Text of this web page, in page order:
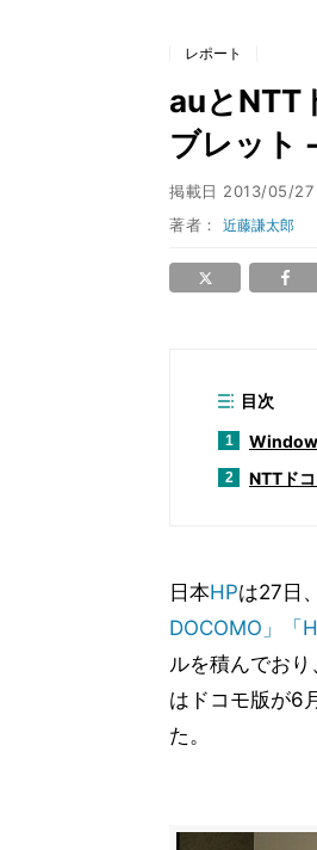
レポート
auとNTT
ブレット
掲載日 2013/05/27
著者：近藤謙太郎
目次
1
2 NTTド
日本HPは27日
DOCOMO」「
ルを積んでお
はドコモ版が6
た。